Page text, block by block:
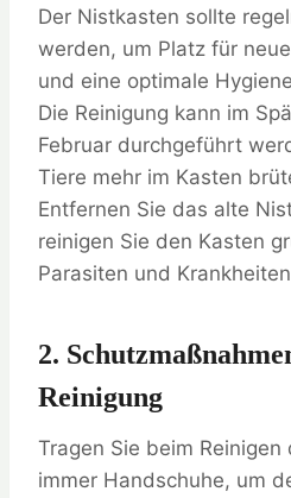
Der Nistkasten sollte
werden, um Platz für
und eine optimale
Die Reinigung kann im
Februar durchgeführt
Tiere mehr im Kasten
Entfernen Sie das alte
reinigen Sie den Kasten
Parasiten und
2.
Reinigung
Tragen Sie beim
immer Handschuhe, um